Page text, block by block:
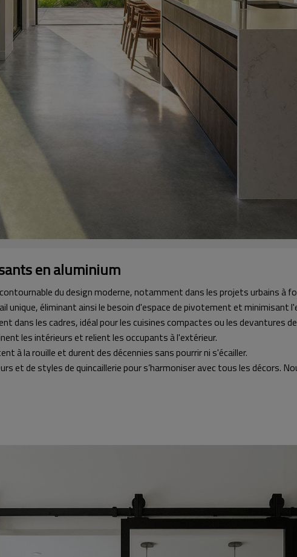
en aluminium
du design moderne, notamment dans les projets urbains à
unique, éliminant ainsi le besoin d'espace de pivotement et minimisant
dans les cadres, idéal pour les cuisines compactes ou les devantures
les intérieurs et relient les occupants à l'extérieur.
à la rouille et durent des décennies sans pourrir ni s'écailler.
et de styles de quincaillerie pour s’harmoniser avec tous les décors.